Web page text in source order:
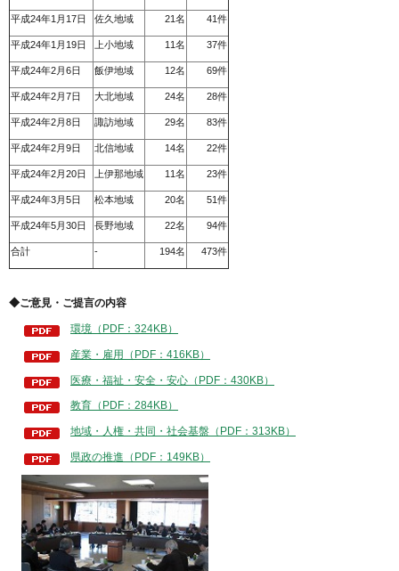
平成24年1月17日 佐久地域 21名 41件
平成24年1月19日 上小地域 11名 37件
平成24年2月6日 飯伊地域 12名 69件
平成24年2月7日 大北地域 24名 28件
平成24年2月8日 諏訪地域 29名 83件
平成24年2月9日 北信地域 14名 22件
平成24年2月20日 上伊那地域 11名 23件
平成24年3月5日 松本地域 20名 51件
平成24年5月30日 長野地域 22名 94件
合計 - 194名 473件
◆ご意見・ご提言の内容
環境（PDF：324KB）
産業・雇用（PDF：416KB）
医療・福祉・安全・安心（PDF：430KB）
教育（PDF：284KB）
地域・人権・共同・社会基盤（PDF：313KB）
県政の推進（PDF：149KB）